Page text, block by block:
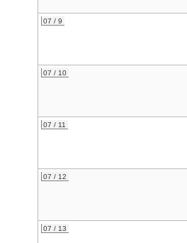
07 / 9
07 / 10
07 / 11
07 / 12
07 / 13